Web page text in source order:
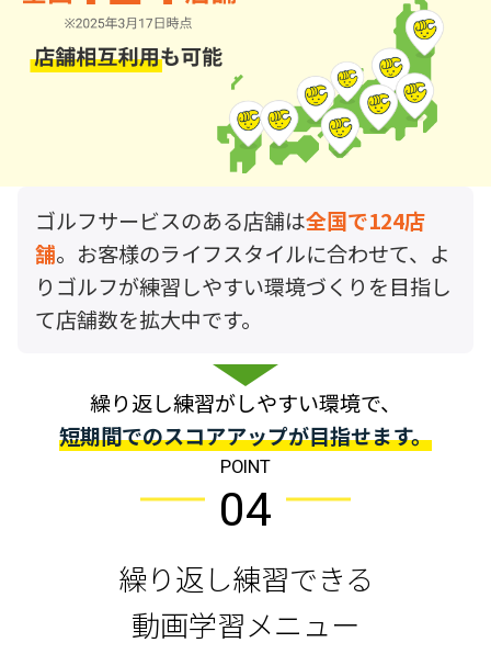
ゴルフサービスのある店舗は全国で124店
舗。お客様のライフスタイルに合わせて、よ
りゴルフが練習しやすい環境づくりを目指し
て店舗数を拡大中です。
繰り返し練習がしやすい環境で、
短期間でのスコアアップが目指せます。
POINT
04
繰り返し練習できる
動画学習メニュー